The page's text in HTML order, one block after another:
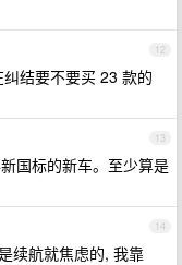
12
结要不要买 23 款的
13
国标的新车。至少算是
14
续航就焦虑的, 我靠